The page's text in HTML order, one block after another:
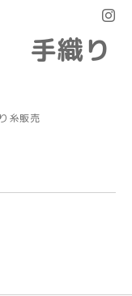
手織り
糸販売